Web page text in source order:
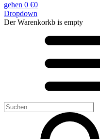
gehen 0 €0
Dropdown
Der Warenkorkb is empty